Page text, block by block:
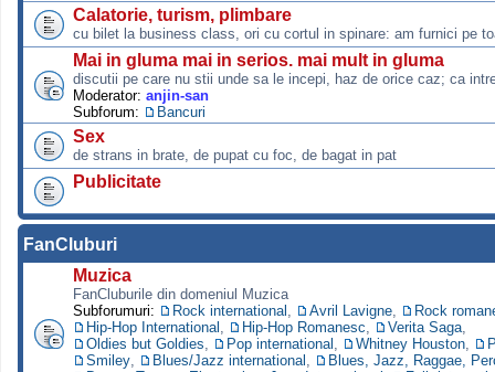
Calatorie, turism, plimbare
cu bilet la business class, ori cu cortul in spinare: am furnici pe
Mai in gluma mai in serios. mai mult in gluma
discutii pe care nu stii unde sa le incepi, haz de orice caz; ca
Moderator: anjin-san
Subforum:
Bancuri
Sex
de strans in brate, de pupat cu foc, de bagat in pat
Publicitate
FanCluburi
Muzica
FanCluburile din domeniul Muzica
Subforumuri:
Rock international Avril Lavigne
Rock
Hip-Hop International
Hip-Hop Romanesc Verita Saga
Oldies but Goldies
Pop international Whitney Houston
Smiley
Blues/Jazz international
Blues, Jazz, Raggae,